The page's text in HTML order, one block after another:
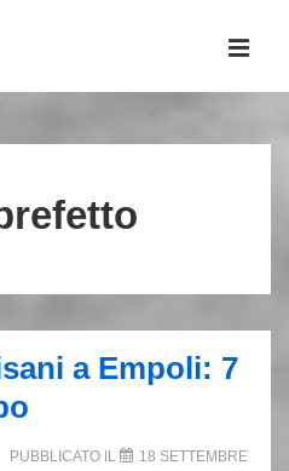
a Empoli: 7
PUBBLICATO IL
18 SETTEMBRE